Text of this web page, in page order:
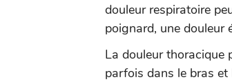
douleur respiratoire
poignard, une douleur
La douleur thoracique
parfois dans le bras et